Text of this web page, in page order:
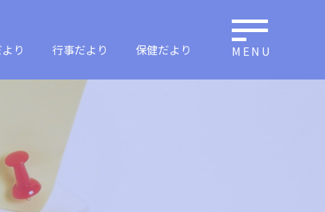
り 行事だより 保健だより MENU